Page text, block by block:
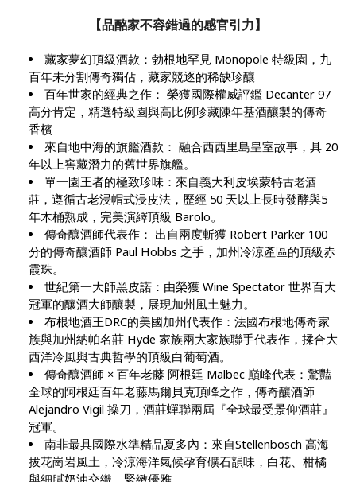
【品酩家不容錯過的感官引力】
藏家夢幻頂級酒款：勃根地罕見 Monopole 特級園，九
百年未分割傳奇獨佔，藏家競逐的稀缺珍釀
百年世家的經典之作： 榮獲國際權威評鑑 Decanter 97
高分肯定，精選特級園與高比例珍藏陳年基酒釀製的傳奇
香檳
來自地中海的旗艦酒款： 融合西西里島皇室故事，具 20
年以上窖藏潛力的舊世界旗艦。
單一園王者的極致珍味：來自義大利皮埃蒙特古老酒
莊 ，遵循古老浸帽式浸皮法，歷經 50 天以上長時發酵與5
年木桶熟成，完美演繹頂級 Barolo。
傳奇釀酒師代表作： 出自兩度斬獲 Robert Parker 100
分的傳奇釀酒師 Paul Hobbs 之手，加州冷涼產區的頂級赤
霞珠。
世紀第一大師黑皮諾：由榮獲 Wine Spectator 世界百大
冠軍的釀酒大師釀製，展現加州風土魅力。
布根地酒王DRC的美國加州代表作：法國布根地傳奇家
族與加州納帕名莊 Hyde 家族兩大家族聯手代表作，揉合大
西洋冷風與古典哲學的頂級白葡萄酒。
傳奇釀酒師 × 百年老藤 阿根廷 Malbec 巔峰代表：驚豔
全球的阿根廷百年老藤馬爾貝克頂峰之作，傳奇釀酒師
Alejandro Vigil操刀，酒莊蟬聯兩屆『全球最受景仰酒莊』
冠軍。
南非最具國際水準精品夏多內：來自Stellenbosch 高海
拔花崗岩風土，冷涼海洋氣候孕育礦石韻味，白花、柑橘
與細膩奶油交織，緊緻優雅